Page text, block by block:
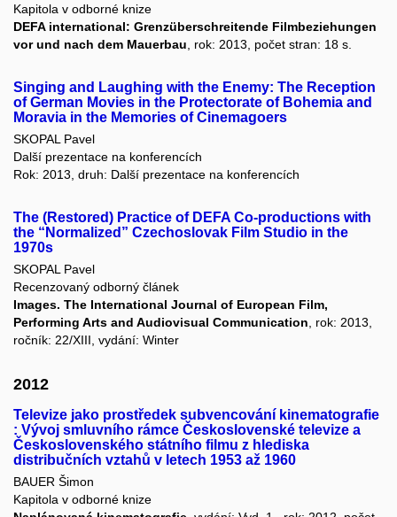
Kapitola v odborné knize
DEFA international: Grenzüberschreitende Filmbeziehungen
vor und nach dem Mauerbau , rok: 2013, počet stran: 18 s.
Singing and Laughing with the Enemy: The Reception
of German Movies in the Protectorate of Bohemia and
Moravia in the Memories of Cinemagoers
SKOPAL Pavel
Další prezentace na konferencích
Rok: 2013, druh: Další prezentace na konferencích
The (Restored) Practice of DEFA Co-productions with
the “Normalized” Czechoslovak Film Studio in the
1970s
SKOPAL Pavel
Recenzovaný odborný článek
Images. The International Journal of European Film,
Performing Arts and Audiovisual Communication , rok: 2013,
ročník: 22/XIII, vydání: Winter
2012
Televize jako prostředek subvencování kinematografie
: Vývoj smluvního rámce Československé televize a
Československého státního filmu z hlediska
distribučních vztahů v letech 1953 až 1960
BAUER Šimon
Kapitola v odborné knize